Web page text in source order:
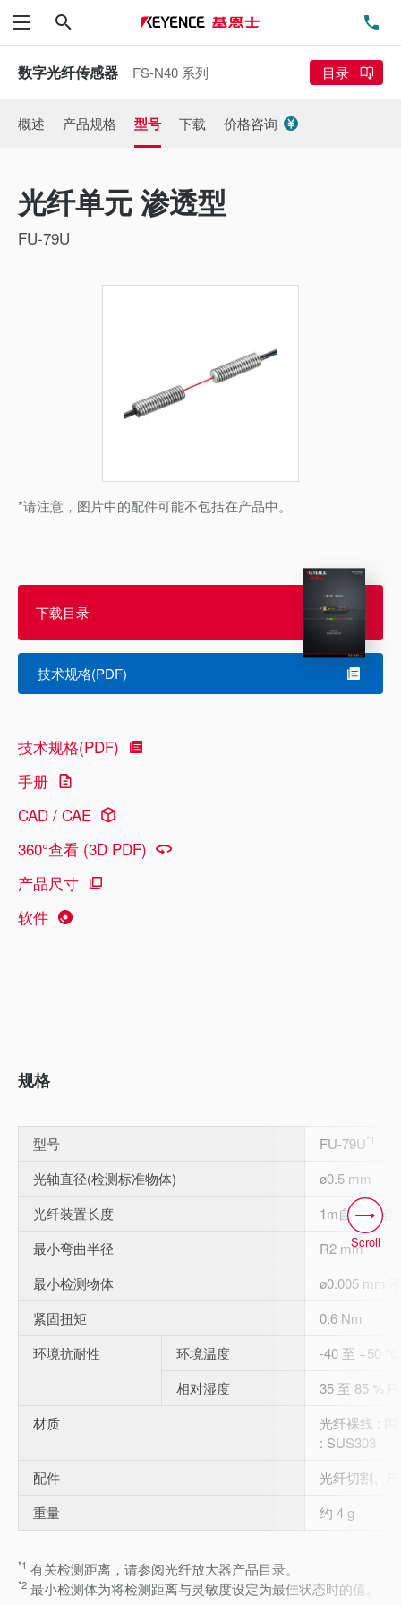
菜单
数字光纤传感器 FS-N40 系列 目录
概述 产品规格 型号 下载 价格咨询
光纤单元 渗透型
FU-79U
*请注意，图片中的配件可能不包括在产品中。
下载目录
技术规格(PDF)
技术规格(PDF)
手册
CAD / CAE
360°查看 (3D PDF)
产品尺寸
软件
规格
型号 FU-79U*1
光轴直径(检测标准物体)
ø0.5 mm
光纤装置长度
1m自由切割
最小弯曲半径
R2 mm
最小检测物体
ø0.005 mm
紧固扭矩
0.6 Nm
环境抗耐性
环境温度
-40 至 +50
相对湿度
35 至 85 %
材质
光纤裸线 :
: SUS303
配件
光纤切割、
重量
约 4 g
*1 有关检测距离，请参阅光纤放大器产品目录。
*2 最小检测体为将检测距离与灵敏度设定为最佳状态时的值。
Scroll